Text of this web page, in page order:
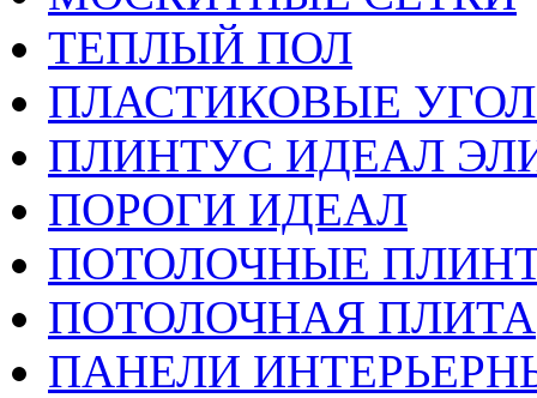
ТЕПЛЫЙ ПОЛ
ПЛАСТИКОВЫЕ
ПЛИНТУС ИДЕАЛ
ПОРОГИ ИДЕАЛ
ПОТОЛОЧНЫЕ
ПОТОЛОЧНАЯ ПЛИТА
ПАНЕЛИ